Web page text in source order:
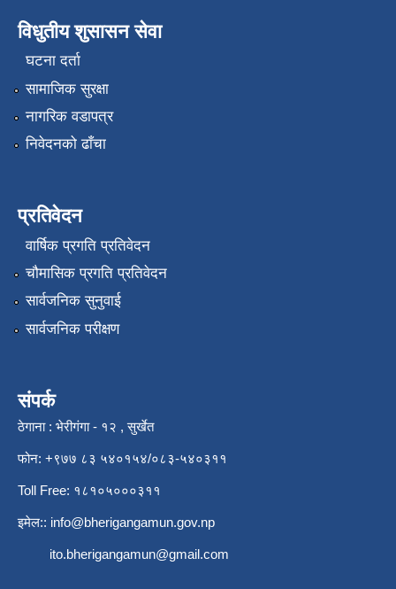
विधुतीय शुसासन सेवा
घटना दर्ता
सामाजिक सुरक्षा
नागरिक वडापत्र
निवेदनको ढाँचा
प्रतिवेदन
वार्षिक प्रगति प्रतिवेदन
चौमासिक प्रगति प्रतिवेदन
सार्वजनिक सुनुवाई
सार्वजनिक परीक्षण
संपर्क
ठेगाना : भेरीगंगा - १२ , सुर्खेत
फोन: +९७७ ८३ ५४०१५४/०८३-५४०३११
Toll Free: १८१०५०००३११
इमेल:: info@bherigangamun.gov.np
ito.bherigangamun@gmail.com